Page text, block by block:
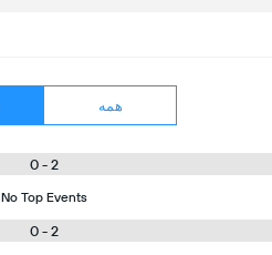
همه
2 - 0
No Top Events
2 - 0